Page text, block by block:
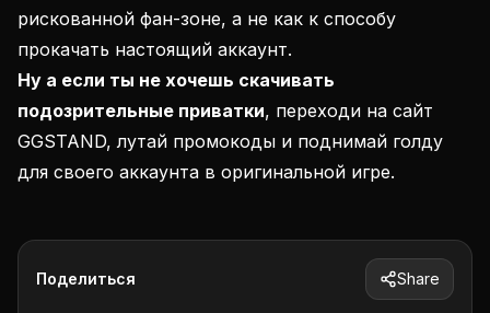
рискованной фан-зоне, а не как к способу
прокачать настоящий аккаунт.
Ну а если ты не хочешь скачивать
подозрительные приватки, переходи на сайт
GGSTAND, лутай промокоды и поднимай голду
для своего аккаунта в оригинальной игре.
Поделиться Share